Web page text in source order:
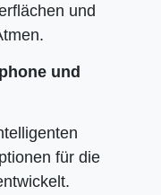
und
und
für die